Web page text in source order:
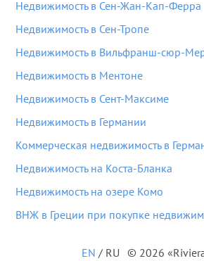
Недвижимость в Сен-Жан-Кап-Ферра
Недвижимость в Сен-Тропе
Недвижимость в Вильфранш-сюр-
Недвижимость в Ментоне
Недвижимость в Сент-Максиме
Недвижимость в Германии
Коммерческая недвижимость в
Недвижимость на Коста-Бланка
Недвижимость на озере Комо
ВНЖ в Греции при покупке
EN / RU © 2026